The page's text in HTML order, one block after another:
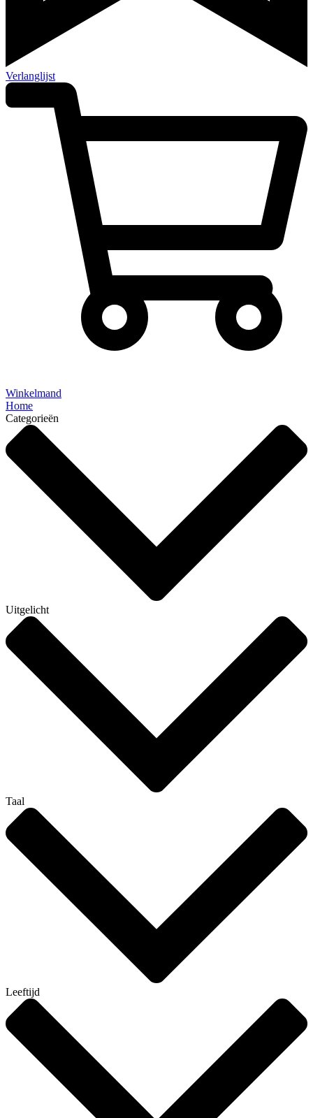
Verlanglijst
Winkelmand
Home
Categorieën
Uitgelicht
Taal
Leeftijd